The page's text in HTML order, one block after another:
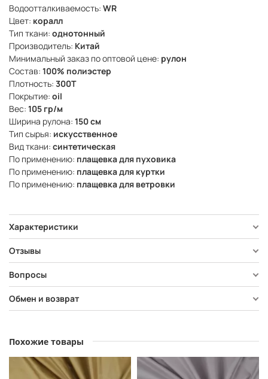
Водоотталкиваемость: WR
Цвет: коралл
Тип ткани: однотонный
Производитель: Китай
Минимальный заказ по оптовой цене: рулон
Состав: 100% полиэстер
Плотность: 300Т
Покрытие: oil
Вес: 105 гр/м
Ширина рулона: 150 см
Тип сырья: искусственное
Вид ткани: синтетическая
По применению: плащевка для пуховика
По применению: плащевка для куртки
По применению: плащевка для ветровки
Характеристики
Отзывы
Вопросы
Обмен и возврат
Похожие товары